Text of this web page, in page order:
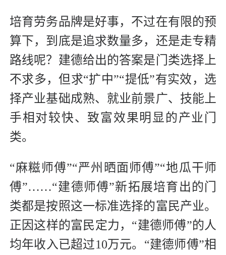
培育劳务品牌是好事，不过在有限的预
算下，到底是追求数量多，还是走专精
路线呢？建德给出的答案是门类选择上
不求多，但求“扩中”“提低”有实效，选
择产业基础成熟、就业前景广、技能上
手相对较快、致富效果明显的产业门
类。
“麻糍师傅”“严州晒面师傅”“地瓜干师
傅”……“建德师傅”新拓展培育出的门
类都是按照这一标准选择的富民产业。
正因这样的富民定力，“建德师傅”的人
均年收入已超过10万元。“建德师傅”相